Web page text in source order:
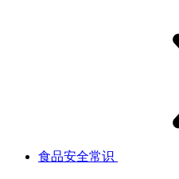
食品安全常识